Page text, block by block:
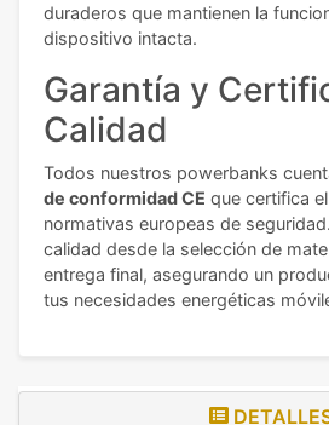
duraderos que mantienen la
dispositivo intacta.
Garantía y
Calidad
Todos nuestros powerbanks
de conformidad CE que certifica
normativas europeas de
calidad desde la selección de
entrega final, asegurando un
tus necesidades energéticas